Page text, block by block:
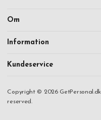
Om
Information
Kundeservice
Copyright © 2026
reserved.